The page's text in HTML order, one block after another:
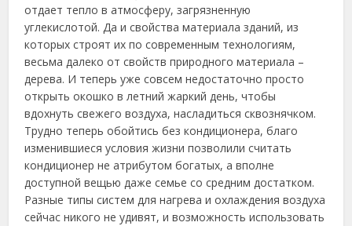
отдает тепло в атмосферу, загрязненную
углекислотой. Да и свойства материала зданий, из
которых строят их по современным технологиям,
весьма далеко от свойств природного материала –
дерева. И теперь уже совсем недостаточно просто
открыть окошко в летний жаркий день, чтобы
вдохнуть свежего воздуха, насладиться сквознячком.
Трудно теперь обойтись без кондиционера, благо
изменившиеся условия жизни позволили считать
кондиционер не атрибутом богатых, а вполне
доступной вещью даже семье со средним достатком.
Разные типы систем для нагрева и охлаждения воздуха
сейчас никого не удивят, и возможность использовать